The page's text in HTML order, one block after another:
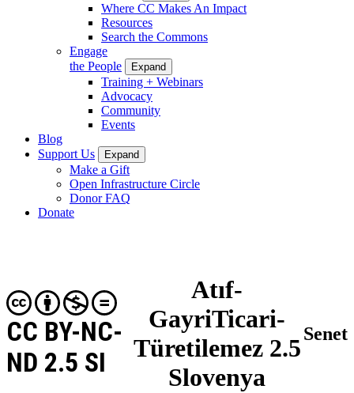
Where CC Makes An Impact
Resources
Search the Commons
Engage
the People
Expand
Training + Webinars
Advocacy
Community
Events
Blog
Support Us
Expand
Make a Gift
Open Infrastructure Circle
Donor FAQ
Donate
Atıf-
GayriTicari-
Türetilemez 2.5
Slovenya
CC BY-NC-
ND 2.5 SI
Senet